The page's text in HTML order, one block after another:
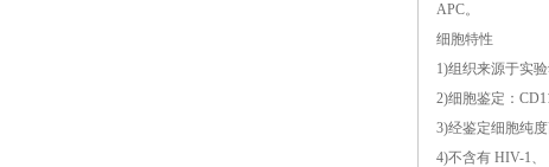
APC。
细胞特性
1)组织来源于实
2)细胞鉴定：
3)经鉴定细胞纯度
4)不含有 HIV-1